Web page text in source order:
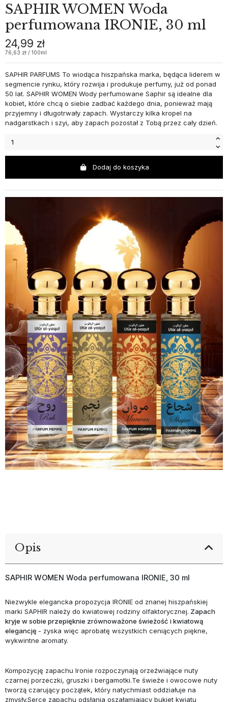
SAPHIR WOMEN Woda
perfumowana IRONIE, 30 ml
24,99 zł
76,63 zł / 100ml
SAPHIR PARFUMS To wiodąca hiszpańska marka, będąca liderem w
segmencie rynku, który rozwija i produkuje perfumy, już od ponad
50 lat. SAPHIR WOMEN Wody perfumowane Saphir są idealne dla
kobiet, które chcą o siebie zadbać każdego dnia, ponieważ mają
przyjemny i długotrwały zapach. Wystarczy kilka kropel na
nadgarstkach i szyi, aby zapach pozostał z Tobą przez cały dzień.
Dodaj do koszyka
Opis
SAPHIR WOMEN Woda perfumowana IRONIE, 30 ml
Niezwykle elegancka propozycja IRONIE od znanej hiszpańskiej
marki SAPHIR należy do kwiatowej rodziny olfaktorycznej. Zapach
kryje w sobie przepięknie zrównoważone świeżość i kwiatową
elegancję - zyska więc aprobatę wszystkich ceniących piękne,
wykwintne aromaty.
Kompozycję zapachu Ironie rozpoczynają orzeźwiające nuty
czarnej porzeczki, gruszki i bergamotki.Te świeże i owocowe nuty
tworzą czarujący początek, który natychmiast oddziałuje na
zmysły.Serce zapachu odsłania oszałamiający bukiet kwiatu